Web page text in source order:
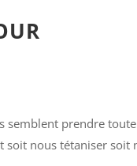
semblent prendre
soit nous tétaniser soit